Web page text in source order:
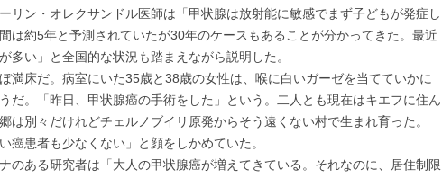
リン・オレクサンドル医師は「甲状腺は放射能に敏感でまず子どもが発症し
は約5年と予測されていたが30年のケースもあることが分かってきた。最近
多い」と全国的な状況も踏まえながら説明した。
満床だ。病室にいた35歳と38歳の女性は、喉に白いガーゼを当てていかに
だ。「昨日、甲状腺癌の手術をした」という。二人とも現在はキエフに住ん
は別々だけれどチェルノブイリ原発からそう遠くない村で生まれ育った。
い癌患者も少なくない」と顔をしかめていた。
のある研究者は「大人の甲状腺癌が増えてきている。それなのに、居住制限